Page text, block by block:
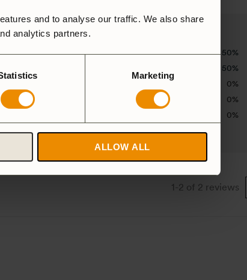
and to analyse our traffic. We also share
analytics partners.
Marketing
ALLOW ALL
5 stjärnor
50%
50%
0%
0%
0%
1-2 of 2 reviews